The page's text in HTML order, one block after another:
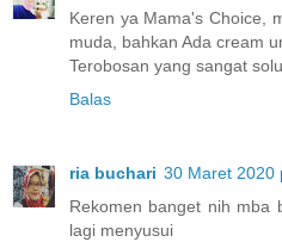
Keren ya Mama's Choice,
muda, bahkan Ada cream
Terobosan yang sangat
Balas
ria buchari 30 Maret 2020
Rekomen banget nih mba
lagi menyusui